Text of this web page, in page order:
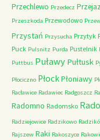
Przechlewo Przedecz
Przeszkoda Przewodowo
Przystań Przysucha Przytyk
Puck Pulsnitz Purda Pustelnik
Puttbus Puławy Pułtusk
Płociczno PłockPłoniawy
Racławice Radawiec Radgoszcz
Radomno Radomsko
Radziejowice Radzikowo
Rajszew Raki Rakoszyce